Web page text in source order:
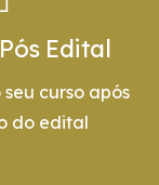
Edital
curso após
do edital